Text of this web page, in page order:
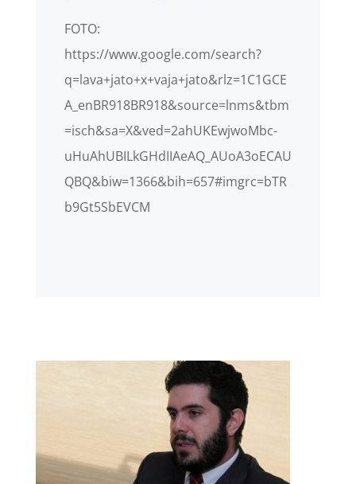
FOTO:
https://www.google.com/search?
q=lava+jato+x+vaja+jato&rlz=1C1GCE
A_enBR918BR918&source=lnms&tbm
=isch&sa=X&ved=2ahUKEwjwoMbc-
uHuAhUBILkGHdIIAeAQ_AUoA3oECAU
QBQ&biw=1366&bih=657#imgrc=bTR
b9Gt5SbEVCM